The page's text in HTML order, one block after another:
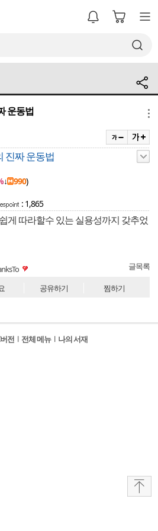
운동법
진짜 운동법
↓ 990)
: 1,865
게 따라할수 있는 실용성까지 갖추었
글목록
공유하기 찜하기
전 l 전체 메뉴 l 나의 서재